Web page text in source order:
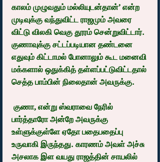
காலம் முழுவதும் மல்லியுடன்தான்’ என்ற
முடிவுக்கு வந்துவிட்ட ராஜமும் அவரை
விட்டு விலகி வெகு தூரம் சென்றுவிட்டார்.
குணாவுக்கு சட்டப்படியான தண்டனை
எதுவும் கிட்டாமல் போனாலும் கூட மனைவி
மக்களால் ஒதுக்கித் தள்ளப்பட்டுவிட்டதால்
செத்த பாம்பின் நிலைதான் அவருக்கு.
குணா, என்று ஸ்வராவை நேரில்
பார்த்தாரோ அன்றே அவருக்கு
உள்ளுக்குள்ளே ஏதோ பதைபதைப்பு
உருவாகி இருந்தது. காரணம் அவள் அச்சு
அசலாக இள வயது ராஜத்தின் சாயலில்